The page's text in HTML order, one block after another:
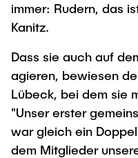
immer: Rudern, das
Kanitz.
Dass sie auch auf
agieren, bewiesen
Lübeck, bei dem sie
"Unser erster
war gleich ein
dem Mitglieder